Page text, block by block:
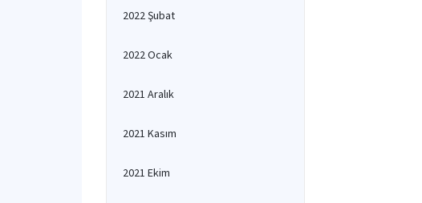
2022 Şubat
2022 Ocak
2021 Aralık
2021 Kasım
2021 Ekim